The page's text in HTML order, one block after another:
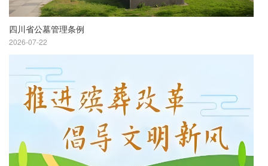
四川省公墓管理条例
2026-07-22